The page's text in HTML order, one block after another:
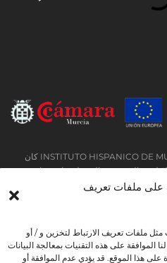
على ملفات تعريف
ملفات تعريف الارتباط لتخزين و / أو
على هذه التقنيات بمعالجة البيانات
هذا الموقع. قد يؤدي عدم الموافقة أو
INSTITUTO HISPANICO DE MURCIA ، SOCIEDAD LIMITADA كان
الذي يهدف إلى تطوير استخدام وجودة
الوصول إليها ، وبفضل ذلك نفذت الحلول
إلكتروني. تم اتخاذ الإجراء الحالي في عام